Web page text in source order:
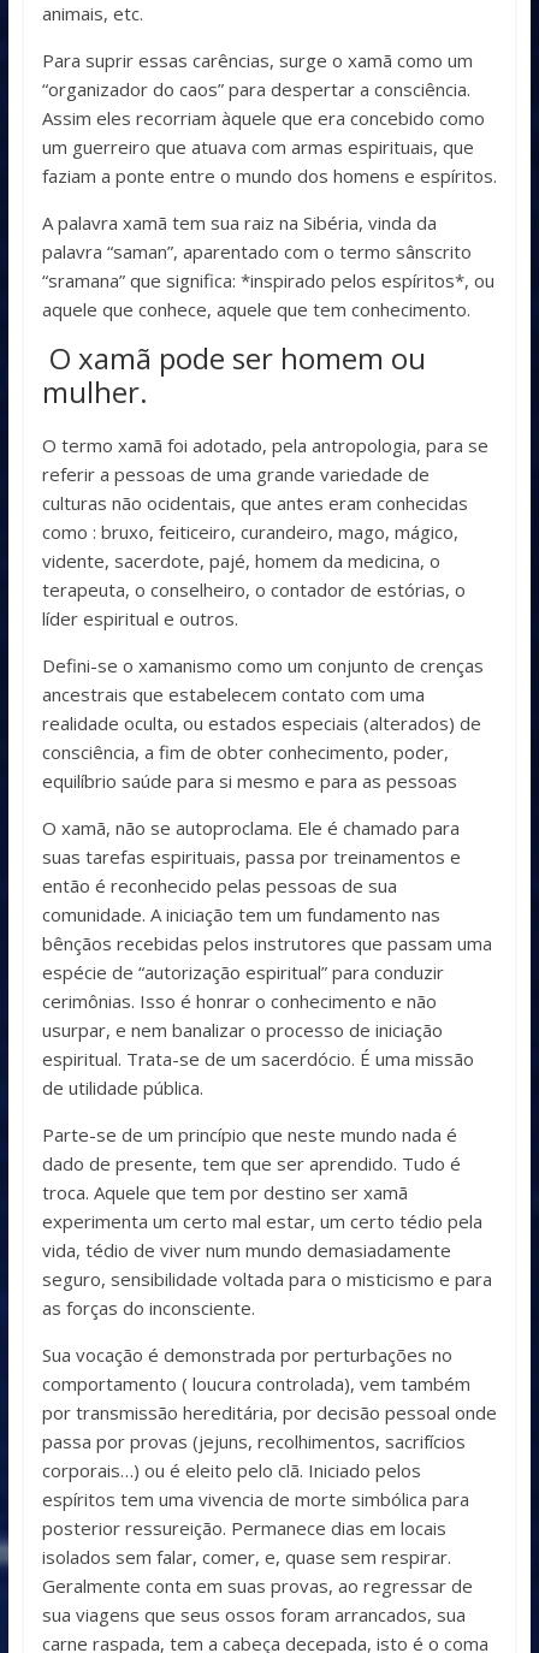
animais, etc.
Para suprir essas carências, surge o xamã como um
“organizador do caos” para despertar a consciência.
Assim eles recorriam àquele que era concebido como
um guerreiro que atuava com armas espirituais, que
faziam a ponte entre o mundo dos homens e espíritos.
A palavra xamã tem sua raiz na Sibéria, vinda da
palavra “saman”, aparentado com o termo sânscrito
“sramana” que significa: *inspirado pelos espíritos*, ou
aquele que conhece, aquele que tem conhecimento.
O xamã pode ser homem ou
mulher.
O termo xamã foi adotado, pela antropologia, para se
referir a pessoas de uma grande variedade de
culturas não ocidentais, que antes eram conhecidas
como : bruxo, feiticeiro, curandeiro, mago, mágico,
vidente, sacerdote, pajé, homem da medicina, o
terapeuta, o conselheiro, o contador de estórias, o
líder espiritual e outros.
Defini-se o xamanismo como um conjunto de crenças
ancestrais que estabelecem contato com uma
realidade oculta, ou estados especiais (alterados) de
consciência, a fim de obter conhecimento, poder,
equilíbrio saúde para si mesmo e para as pessoas
O xamã, não se autoproclama. Ele é chamado para
suas tarefas espirituais, passa por treinamentos e
então é reconhecido pelas pessoas de sua
comunidade. A iniciação tem um fundamento nas
bênçãos recebidas pelos instrutores que passam uma
espécie de “autorização espiritual” para conduzir
cerimônias. Isso é honrar o conhecimento e não
usurpar, e nem banalizar o processo de iniciação
espiritual. Trata-se de um sacerdócio. É uma missão
de utilidade pública.
Parte-se de um princípio que neste mundo nada é
dado de presente, tem que ser aprendido. Tudo é
troca. Aquele que tem por destino ser xamã
experimenta um certo mal estar, um certo tédio pela
vida, tédio de viver num mundo demasiadamente
seguro, sensibilidade voltada para o misticismo e para
as forças do inconsciente.
Sua vocação é demonstrada por perturbações no
comportamento ( loucura controlada), vem também
por transmissão hereditária, por decisão pessoal onde
passa por provas (jejuns, recolhimentos, sacrifícios
corporais…) ou é eleito pelo clã. Iniciado pelos
espíritos tem uma vivencia de morte simbólica para
posterior ressureição. Permanece dias em locais
isolados sem falar, comer, e, quase sem respirar.
Geralmente conta em suas provas, ao regressar de
sua viagens que seus ossos foram arrancados, sua
carne raspada, tem a cabeça decepada, isto é o coma